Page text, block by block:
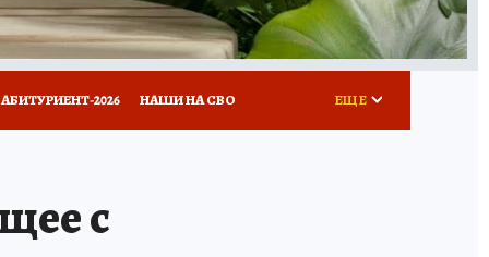
АБИТУРИЕНТ-2026 НАШИ НА СВО
ВЫБОРЫ ГУБЕРНАТОРА
ЕЩЕ
с